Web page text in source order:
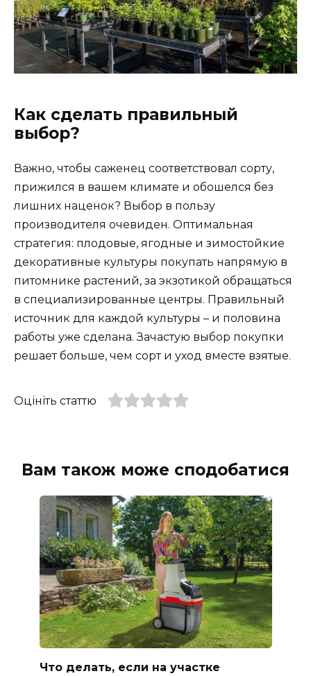
Как сделать правильный
выбор?
Важно, чтобы саженец соответствовал сорту,
прижился в вашем климате и обошелся без
лишних наценок? Выбор в пользу
производителя очевиден. Оптимальная
стратегия: плодовые, ягодные и зимостойкие
декоративные культуры покупать напрямую в
питомнике растений, за экзотикой обращаться
в специализированные центры. Правильный
источник для каждой культуры – и половина
работы уже сделана. Зачастую выбор покупки
решает больше, чем сорт и уход вместе взятые.
Оцініть статтю
Вам також може сподобатися
Что делать, если на участке